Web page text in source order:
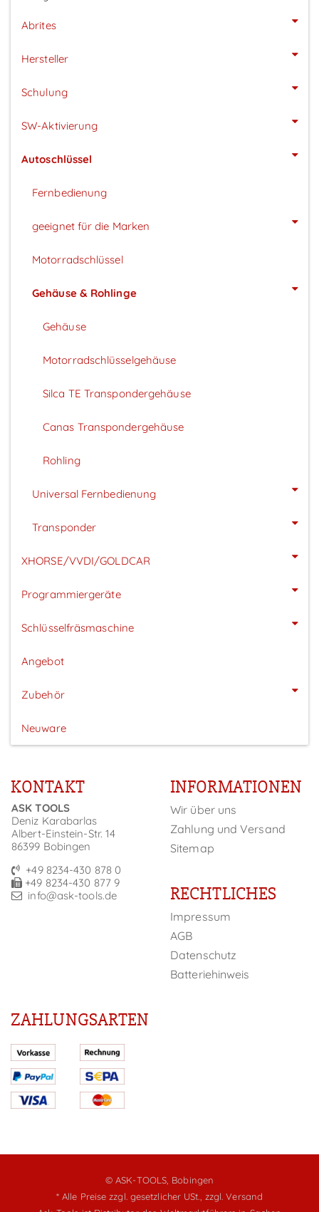
Abrites
Hersteller
Schulung
SW-Aktivierung
Autoschlüssel
Fernbedienung
geeignet für die Marken
Motorradschlüssel
Gehäuse & Rohlinge
Gehäuse
Motorradschlüsselgehäuse
Silca TE Transpondergehäuse
Canas Transpondergehäuse
Rohling
Universal Fernbedienung
Transponder
XHORSE/VVDI/GOLDCAR
Programmiergeräte
Schlüsselfräsmaschine
Angebot
Zubehör
Neuware
KONTAKT
ASK TOOLS
Deniz Karabarlas
Albert-Einstein-Str. 14
86399 Bobingen
+49 8234-430 878 0
+49 8234-430 877 9
info@ask-tools.de
INFORMATIONEN
Wir über uns
Zahlung und Versand
Sitemap
RECHTLICHES
Impressum
AGB
Datenschutz
Batteriehinweis
ZAHLUNGSARTEN
© ASK-TOOLS, Bobingen
* Alle Preise zzgl. gesetzlicher USt., zzgl. Versand